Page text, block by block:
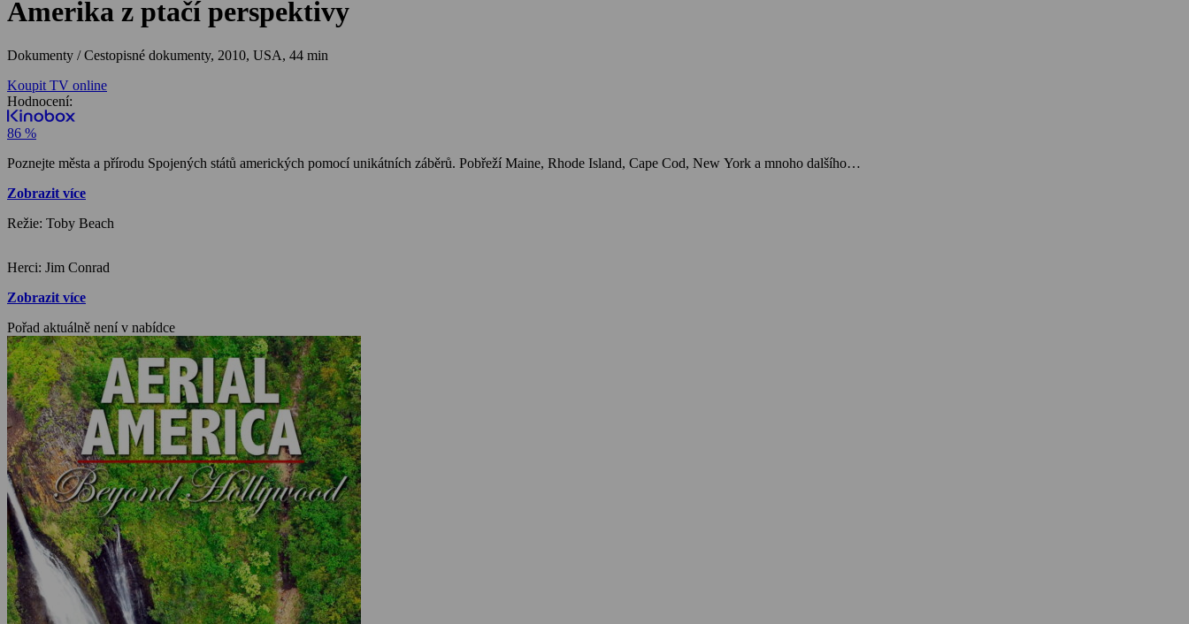
Amerika z ptačí perspektivy
Dokumenty / Cestopisné dokumenty, 2010, USA, 44 min
Koupit TV online
Hodnocení:
86 %
Poznejte města a přírodu Spojených států amerických pomocí unikátních záběrů. Pobřeží Maine, Rhode Island, Cape Cod, New York a mnoho dalšího…
Zobrazit více
Režie: Toby Beach
Herci: Jim Conrad
Zobrazit více
Pořad aktuálně není v nabídce